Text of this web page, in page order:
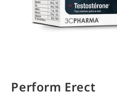
Perform Erect